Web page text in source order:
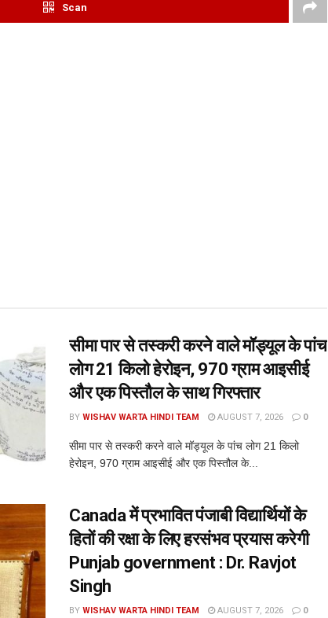
Scan
सीमा पार से तस्करी करने वाले मॉड्यूल के पांच
लोग 21 किलो हेरोइन, 970 ग्राम आइसीई
और एक पिस्तौल के साथ गिरफ्तार
BY WISHAV WARTA HINDI TEAM AUGUST 7, 2026 0
सीमा पार से तस्करी करने वाले मॉड्यूल के पांच लोग 21 किलो
हेरोइन, 970 ग्राम आइसीई और एक पिस्तौल के...
Canada में प्रभावित पंजाबी विद्यार्थियों के
हितों की रक्षा के लिए हरसंभव प्रयास करेगी
Punjab government : Dr. Ravjot
Singh
BY WISHAV WARTA HINDI TEAM AUGUST 7, 2026 0